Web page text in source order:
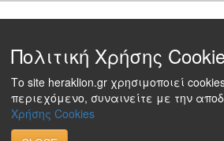
Πολιτική Χρήσης
Το site heraklion.gr χρησιμοποιεί
περιεχόμενο, συναινείτε με την
Χρήσης Cookies